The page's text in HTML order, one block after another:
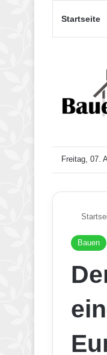
Startseite
Freitag, 07.
Bauen